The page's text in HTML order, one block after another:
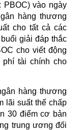
PBOC) vào ngày
hàng thương
cho tất cả các
giải đáp thắc
cho viết động
phí tài chính cho
hàng thương
lãi suất thế chấp
30 điểm cơ bản
trung ương đối